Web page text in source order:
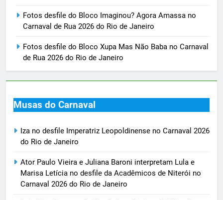
Fotos desfile do Bloco Imaginou? Agora Amassa no
Carnaval de Rua 2026 do Rio de Janeiro
Fotos desfile do Bloco Xupa Mas Não Baba no Carnaval
de Rua 2026 do Rio de Janeiro
Musas do Carnaval
Iza no desfile Imperatriz Leopoldinense no Carnaval 2026
do Rio de Janeiro
Ator Paulo Vieira e Juliana Baroni interpretam Lula e
Marisa Letícia no desfile da Acadêmicos de Niterói no
Carnaval 2026 do Rio de Janeiro